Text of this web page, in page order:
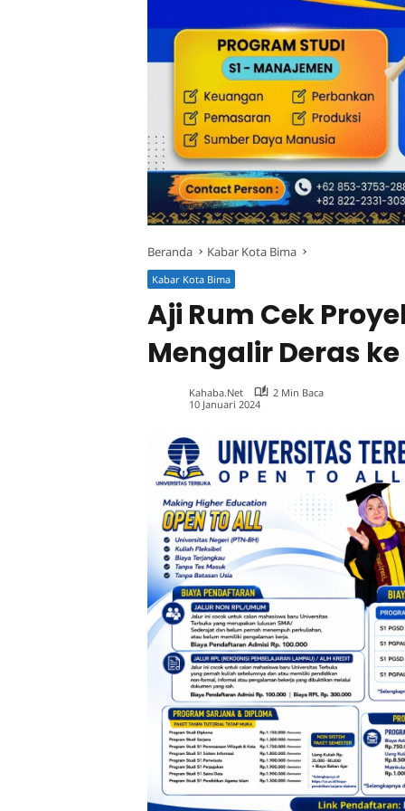
Beranda Kabar Kota Bima
Kabar Kota Bima
Aji Rum Cek
Mengalir Deras
Kahaba.net
2 Min Baca
10 Januari 2024